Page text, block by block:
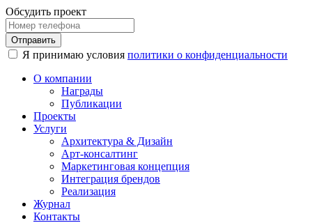
Обсудить проект
Я принимаю условия политики о конфиденциальности
О компании
Награды
Публикации
Проекты
Услуги
Архитектура & Дизайн
Арт-консалтинг
Маркетинговая концепция
Интеграция брендов
Реализация
Журнал
Контакты